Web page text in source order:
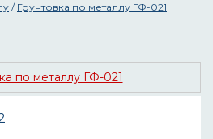
/ Грунтовка по металлу ГФ-021